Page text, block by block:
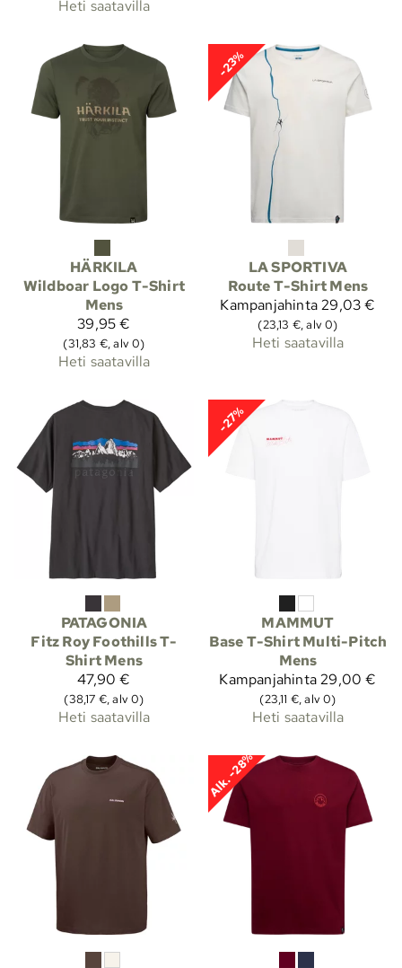
Heti saatavilla
HÄRKILA
Wildboar Logo T-Shirt
Mens
39,95 €
(31,83 €, alv 0)
Heti saatavilla
-23%
LA SPORTIVA
Route T-Shirt Mens
Kampanjahinta29,03 €
(23,13 €, alv 0)
Heti saatavilla
PATAGONIA
Fitz Roy Foothills T-
Shirt Mens
47,90 €
(38,17 €, alv 0)
Heti saatavilla
-27%
MAMMUT
Base T-Shirt Multi-Pitch
Mens
Kampanjahinta29,00 €
(23,11 €, alv 0)
Heti saatavilla
Alk. -28%